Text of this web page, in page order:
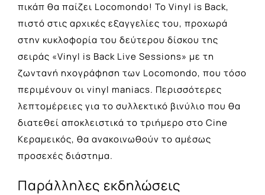
πικάπ θα παίζει Locomondo! Το Vinyl is Back,
πιστό στις αρχικές εξαγγελίες του, προχωρά
στην κυκλοφορία του δεύτερου δίσκου της
σειράς «Vinyl is Back Live Sessions» με τη
ζωντανή ηχογράφηση των Locomondo, που τόσο
περιμένουν οι vinyl maniacs. Περισσότερες
λεπτομέρειες για το συλλεκτικό βινύλιο που θα
διατεθεί αποκλειστικά το τριήμερο στο Cine
Κεραμεικός, θα ανακοινωθούν το αμέσως
προσεχές διάστημα.
Παράλληλες εκδηλώσεις